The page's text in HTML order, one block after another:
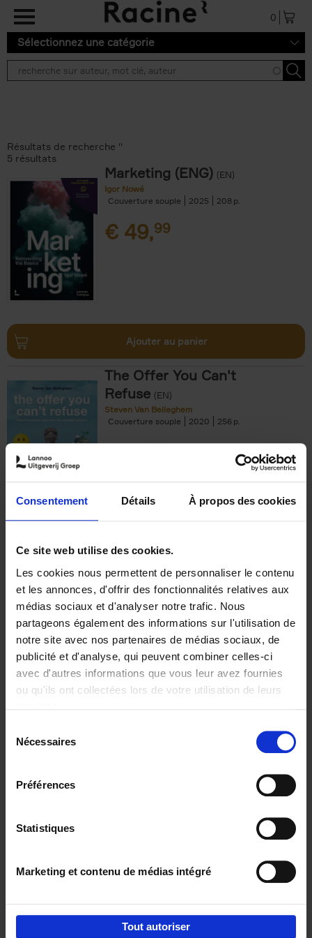
Consentement Détails À propos des cookies
Ce site web utilise des cookies.
Les cookies nous permettent de personnaliser le contenu
et les annonces, d'offrir des fonctionnalités relatives aux
médias sociaux et d'analyser notre trafic. Nous
partageons également des informations sur l'utilisation de
notre site avec nos partenaires de médias sociaux, de
publicité et d'analyse, qui peuvent combiner celles-ci
avec d'autres informations que vous leur avez fournies
ou qu'ils ont collectées lors de votre utilisation de leurs
Nécessaires
Préférences
Statistiques
Marketing et contenu de médias intégré
Tout autoriser
Aller au contenu principal
0
Sélectionnez une catégorie
Résultats de recherche ''
5 résultats
Marketing (ENG) (EN)
Igor Nowé
Couverture souple
2025 208
€ 49,99
Ajouter au panier
The Offer You Can't
Refuse (EN)
Steven Van Belleghem
Couverture souple
2020 256
€37,50
Building Bonds = Building
Business
Jochen Roef Jozefien De Feyter
Carolien Boom
Couverture souple
2025 200
€29,99
Digital marketing like a PRO -
completely revised edition (EN)